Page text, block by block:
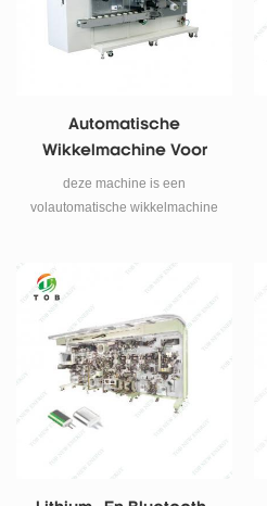
Automatische
Wikkelmachine Voor
Prismatische Batterij
deze machine is een
volautomatische wikkelmachine